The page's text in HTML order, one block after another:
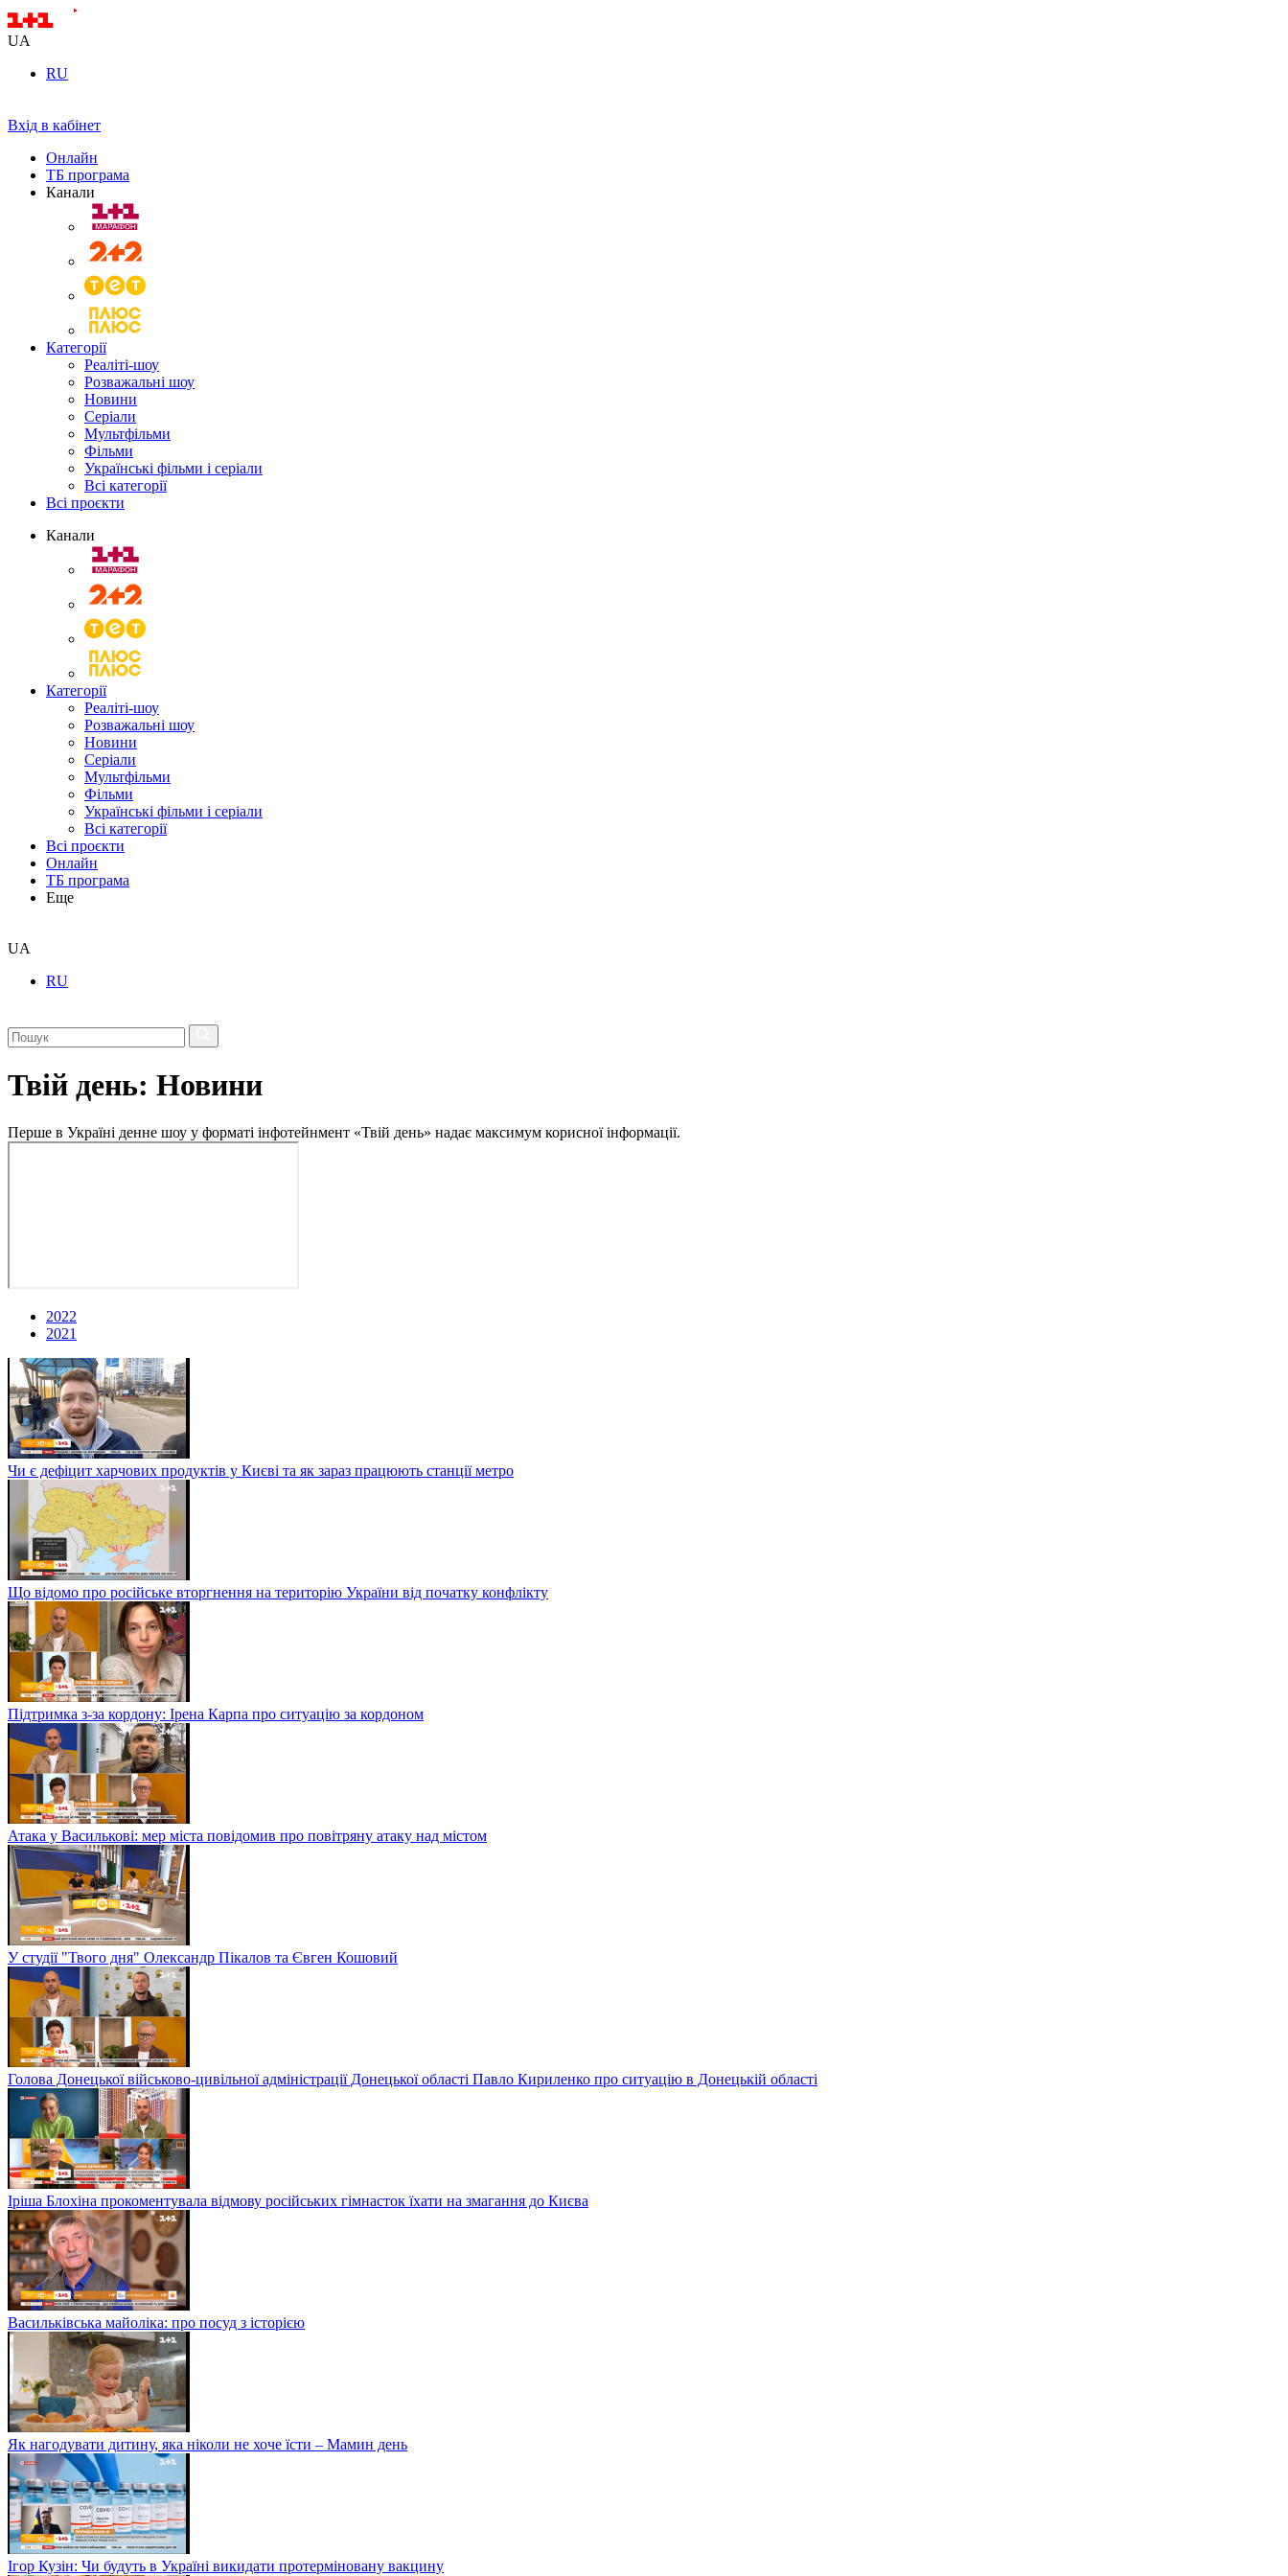
UA
RU
Вхід в кабінет
Онлайн
ТБ програма
Канали
Категорії
Реаліті-шоу
Розважальні шоу
Новини
Серіали
Мультфільми
Фільми
Українські фільми і серіали
Всі категорії
Всі проєкти
Канали
Категорії
Реаліті-шоу
Розважальні шоу
Новини
Серіали
Мультфільми
Фільми
Українські фільми і серіали
Всі категорії
Всі проєкти
Онлайн
ТБ програма
Еще
UA
RU
Твій день: Новини
Перше в Україні денне шоу у форматі інфотейнмент «Твій день» надає максимум корисної інформації.
2022
2021
Чи є дефіцит харчових продуктів у Києві та як зараз працюють станції метро
Що відомо про російське вторгнення на територію України від початку конфлікту
Підтримка з-за кордону: Ірена Карпа про ситуацію за кордоном
Атака у Василькові: мер міста повідомив про повітряну атаку над містом
У студії "Твого дня" Олександр Пікалов та Євген Кошовий
Голова Донецької військово-цивільної адміністрації Донецької області Павло Кириленко про ситуацію в Донецькій області
Іріша Блохіна прокоментувала відмову російських гімнасток їхати на змагання до Києва
Васильківська майоліка: про посуд з історією
Як нагодувати дитину, яка ніколи не хоче їсти – Мамин день
Ігор Кузін: Чи будуть в Україні викидати протерміновану вакцину